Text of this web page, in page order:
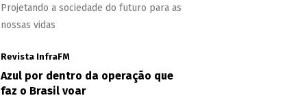
Projetando a sociedade do futuro para as
nossas vidas
Revista InfraFM
Azul por dentro da operação que
faz o Brasil voar